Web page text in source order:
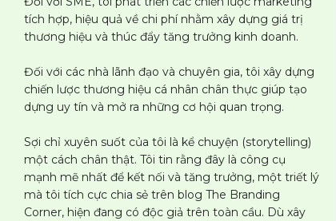
tích hợp, hiệu quả về chi phí nhằm xây dựng giá trị
thương hiệu và thúc đẩy tăng trưởng kinh doanh.
Đối với các nhà lãnh đạo và chuyên gia, tôi xây dựng
chiến lược thương hiệu cá nhân chân thực giúp tạo
dựng uy tín và mở ra những cơ hội quan trọng.
Sợi chỉ xuyên suốt của tôi là kể chuyện (storytelling)
một cách chân thật. Tôi tin rằng đây là công cụ
mạnh mẽ nhất để kết nối và tăng trưởng, một triết lý
mà tôi tích cực chia sẻ trên blog The Branding
Corner, hiện đang có độc giả trên toàn cầu. Dù xây